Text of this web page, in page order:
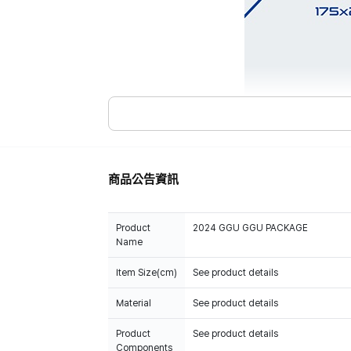
商品公告資訊
Product
Name
2024 GGU GGU PACKAGE
Item Size(cm) See product details
Material See product details
Product
Components
See product details